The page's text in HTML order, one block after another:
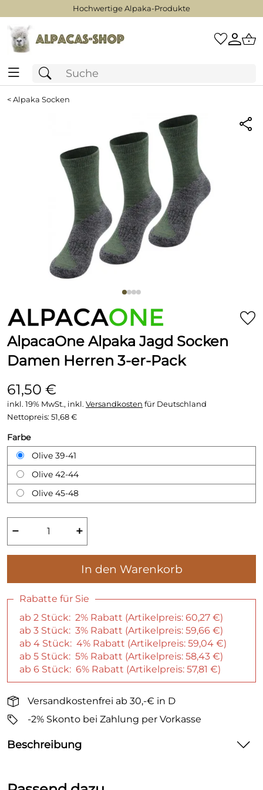
Hochwertige Alpaka-Produkte
< Alpaka Socken
AlpacaOne Alpaka Jagd Socken
Damen Herren 3-er-Pack
61,50 €
inkl. 19% MwSt., inkl. Versandkosten für Deutschland
Nettopreis: 51,68 €
Farbe
Olive 39-41
Olive 42-44
Olive 45-48
− +
In den Warenkorb
Rabatte für Sie
ab 2 Stück: 2% Rabatt (Artikelpreis: 60,27 €)
ab 3 Stück: 3% Rabatt (Artikelpreis: 59,66 €)
ab 4 Stück: 4% Rabatt (Artikelpreis: 59,04 €)
ab 5 Stück: 5% Rabatt (Artikelpreis: 58,43 €)
ab 6 Stück: 6% Rabatt (Artikelpreis: 57,81 €)
Versandkostenfrei ab 30,-€ in D
-2% Skonto bei Zahlung per Vorkasse
Beschreibung